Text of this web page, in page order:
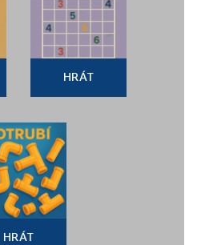
HRÁT
HRÁT